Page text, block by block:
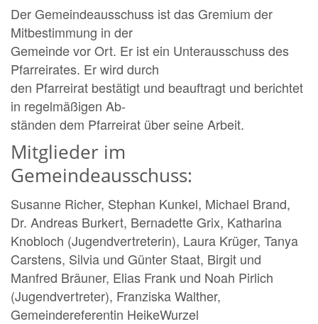
Der Gemeindeausschuss ist das Gremium der
Mitbestimmung in der
Gemeinde vor Ort. Er ist ein Unterausschuss des
Pfarreirates. Er wird durch
den Pfarreirat bestätigt und beauftragt und berichtet
in regelmäßigen Ab-
ständen dem Pfarreirat über seine Arbeit.
Mitglieder im
Gemeindeausschuss:
Susanne Richer, Stephan Kunkel, Michael Brand,
Dr. Andreas Burkert, Bernadette Grix, Katharina
Knobloch (Jugendvertreterin), Laura Krüger, Tanya
Carstens, Silvia und Günter Staat, Birgit und
Manfred Bräuner, Elias Frank und Noah Pirlich
(Jugendvertreter), Franziska Walther,
Gemeindereferentin HeikeWurzel